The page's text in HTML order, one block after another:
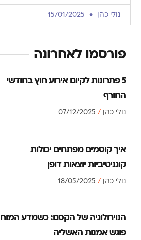
נולי כהן
פורסמו לאחרונה
5 פתרונות לקיום אירוע חוץ בחודשי
החורף
נולי כהן
איך קוסמים מפתחים יכולות
קוגניטיביות יוצאות דופן
נולי כהן
הנוירולוגיה של הקסם: כשמדע המוח
פוגש אמנות האשליה